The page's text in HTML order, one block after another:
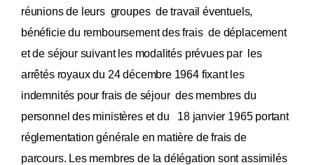
réunions de leurs groupes de travail éventuels,
bénéficie du remboursement des frais de déplacement
et de séjour suivant les modalités prévues par les
arrêtés royaux du 24 décembre 1964 fixant les
indemnités pour frais de séjour des membres du
personnel des ministères et du 18 janvier 1965 portant
réglementation générale en matière de frais de
parcours. Les membres de la délégation sont assimilés